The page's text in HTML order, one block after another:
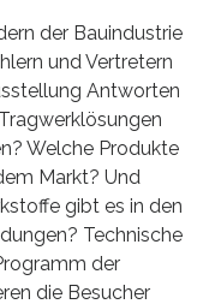
der Bauindustrie
und Vertretern
Antworten
Welche Produkte
Markt? Und
gibt es in den
Technische
der
die Besucher